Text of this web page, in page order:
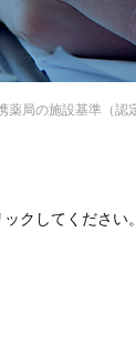
薬局の施設基準（
クしてください。